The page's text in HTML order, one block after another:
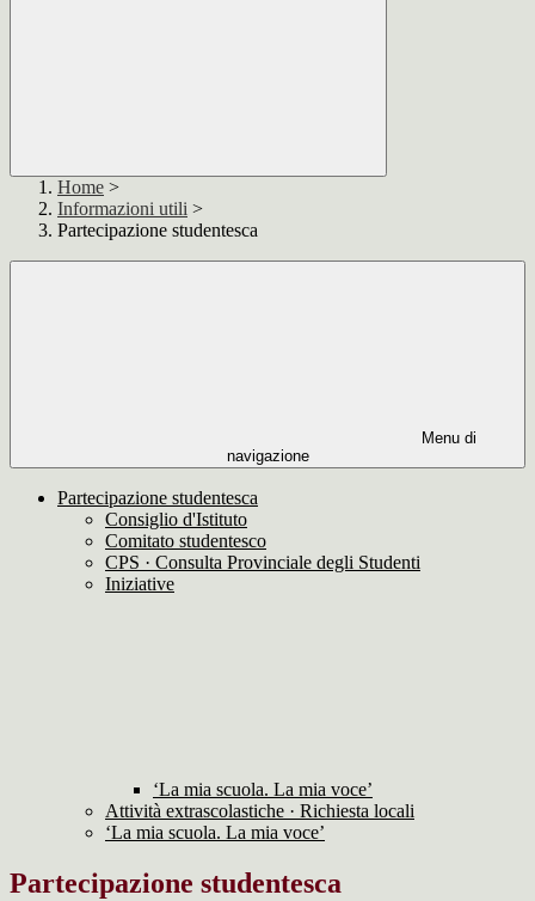
Home >
Informazioni utili >
Partecipazione studentesca
Menu di
navigazione
Partecipazione studentesca
Consiglio d'Istituto
Comitato studentesco
CPS · Consulta Provinciale degli Studenti
Iniziative
‘La mia scuola. La mia voce’
Attività extrascolastiche · Richiesta locali
‘La mia scuola. La mia voce’
Partecipazione studentesca